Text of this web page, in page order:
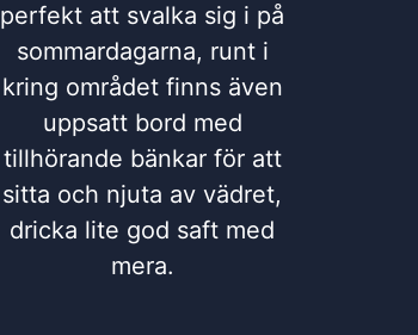
perfekt att svalka sig i på
sommardagarna, runt i
kring området finns även
uppsatt bord med
tillhörande bänkar för att
sitta och njuta av vädret,
dricka lite god saft med
mera.